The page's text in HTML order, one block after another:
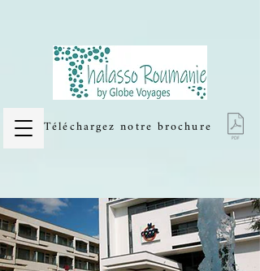
Téléchargez notre brochure